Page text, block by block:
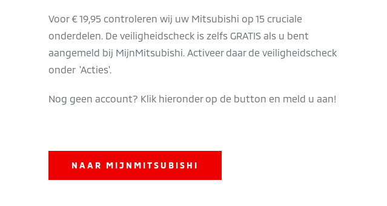
Voor € 19,95 controleren wij uw Mitsubishi op 15 cruciale
onderdelen. De veiligheidscheck is zelfs GRATIS als u bent
aangemeld bij MijnMitsubishi. Activeer daar de veiligheidscheck
onder 'Acties'.
Nog geen account? Klik hieronder op de button en meld u aan!
NAAR MIJNMITSUBISHI